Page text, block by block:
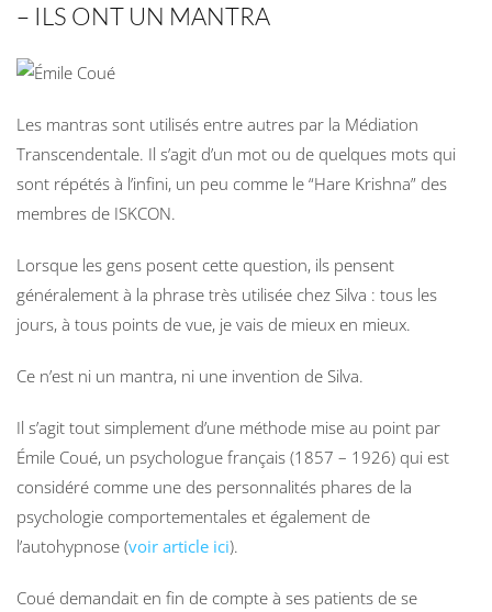
– ILS ONT UN MANTRA
Les mantras sont utilisés entre autres par la Médiation
Transcendentale. Il s’agit d’un mot ou de quelques mots qui
sont répétés à l’infini, un peu comme le “Hare Krishna” des
membres de ISKCON.
Lorsque les gens posent cette question, ils pensent
généralement à la phrase très utilisée chez Silva : tous les
jours, à tous points de vue, je vais de mieux en mieux.
Ce n’est ni un mantra, ni une invention de Silva.
Il s’agit tout simplement d’une méthode mise au point par
Émile Coué, un psychologue français (1857 – 1926) qui est
considéré comme une des personnalités phares de la
psychologie comportementales et également de
l’autohypnose (voir article ici).
Coué demandait en fin de compte à ses patients de se